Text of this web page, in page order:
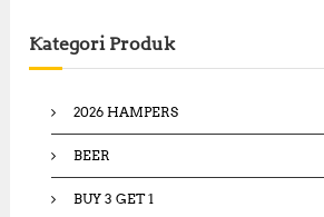
h
f
Kategori Produk
2026 HAMPERS
BEER
BUY 3 GET 1